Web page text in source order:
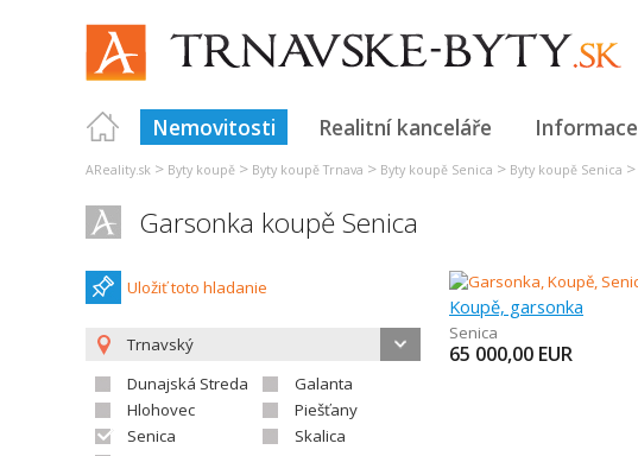
Nemovitosti Realitní kanceláře Informace
AReality.sk > Byty koupě > Byty koupě Trnava > Byty koupě Senica > Byty koupě Senica >
Garsonka koupě Senica
Uložiť toto hladanie
Trnavský
Dunajská Streda
Galanta
Hlohovec
Piešťany
Senica
Skalica
Koupě, garsonka
Senica
65 000,00 EUR